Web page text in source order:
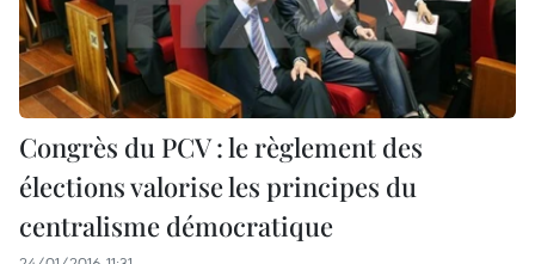
Congrès du PCV : le règlement des
élections valorise les principes du
centralisme démocratique